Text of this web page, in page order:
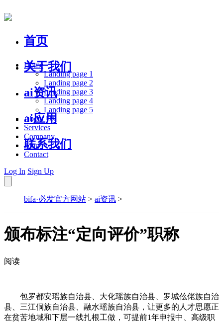
首页
关于我们
ai资讯
ai应用
联系我们
Home
Landing page 1
Landing page 2
Landing page 3
Landing page 4
Landing page 5
About Us
Services
Company
Blog
Contact
Log In Sign Up
bifa·必发官方网站 > ai资讯 >
颁布标注“定向评价”职称
阅读
包罗都安瑶族自治县、大化瑶族自治县、罗城仫佬族自治
县、三江侗族自治县、融水瑶族自治县，让更多的人才思愿正
在贫苦地域和下层一线扎根工做，可提前1年申报中、高级职